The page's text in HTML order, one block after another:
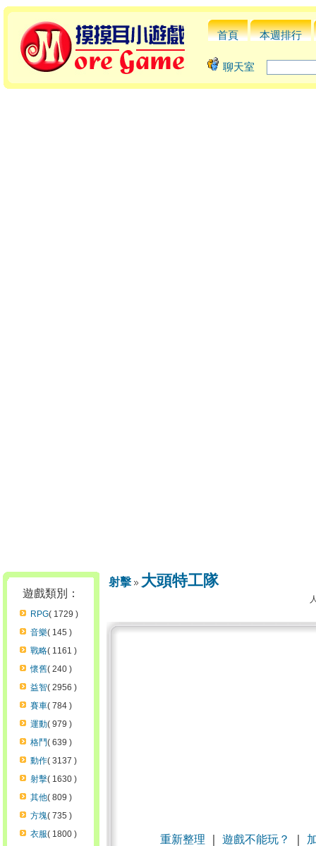
首頁 本週排行
聊天室
遊戲類別：
RPG( 1729 )
音樂( 145 )
戰略( 1161 )
懷舊( 240 )
益智( 2956 )
賽車( 784 )
運動( 979 )
格鬥( 639 )
動作( 3137 )
射擊( 1630 )
其他( 809 )
方塊( 735 )
衣服( 1800 )
射擊 大頭特工隊
重新整理 ｜遊戲不能玩？